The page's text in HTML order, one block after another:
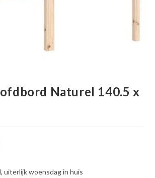
Naturel 140.5 x
uiterlijk woensdag in huis